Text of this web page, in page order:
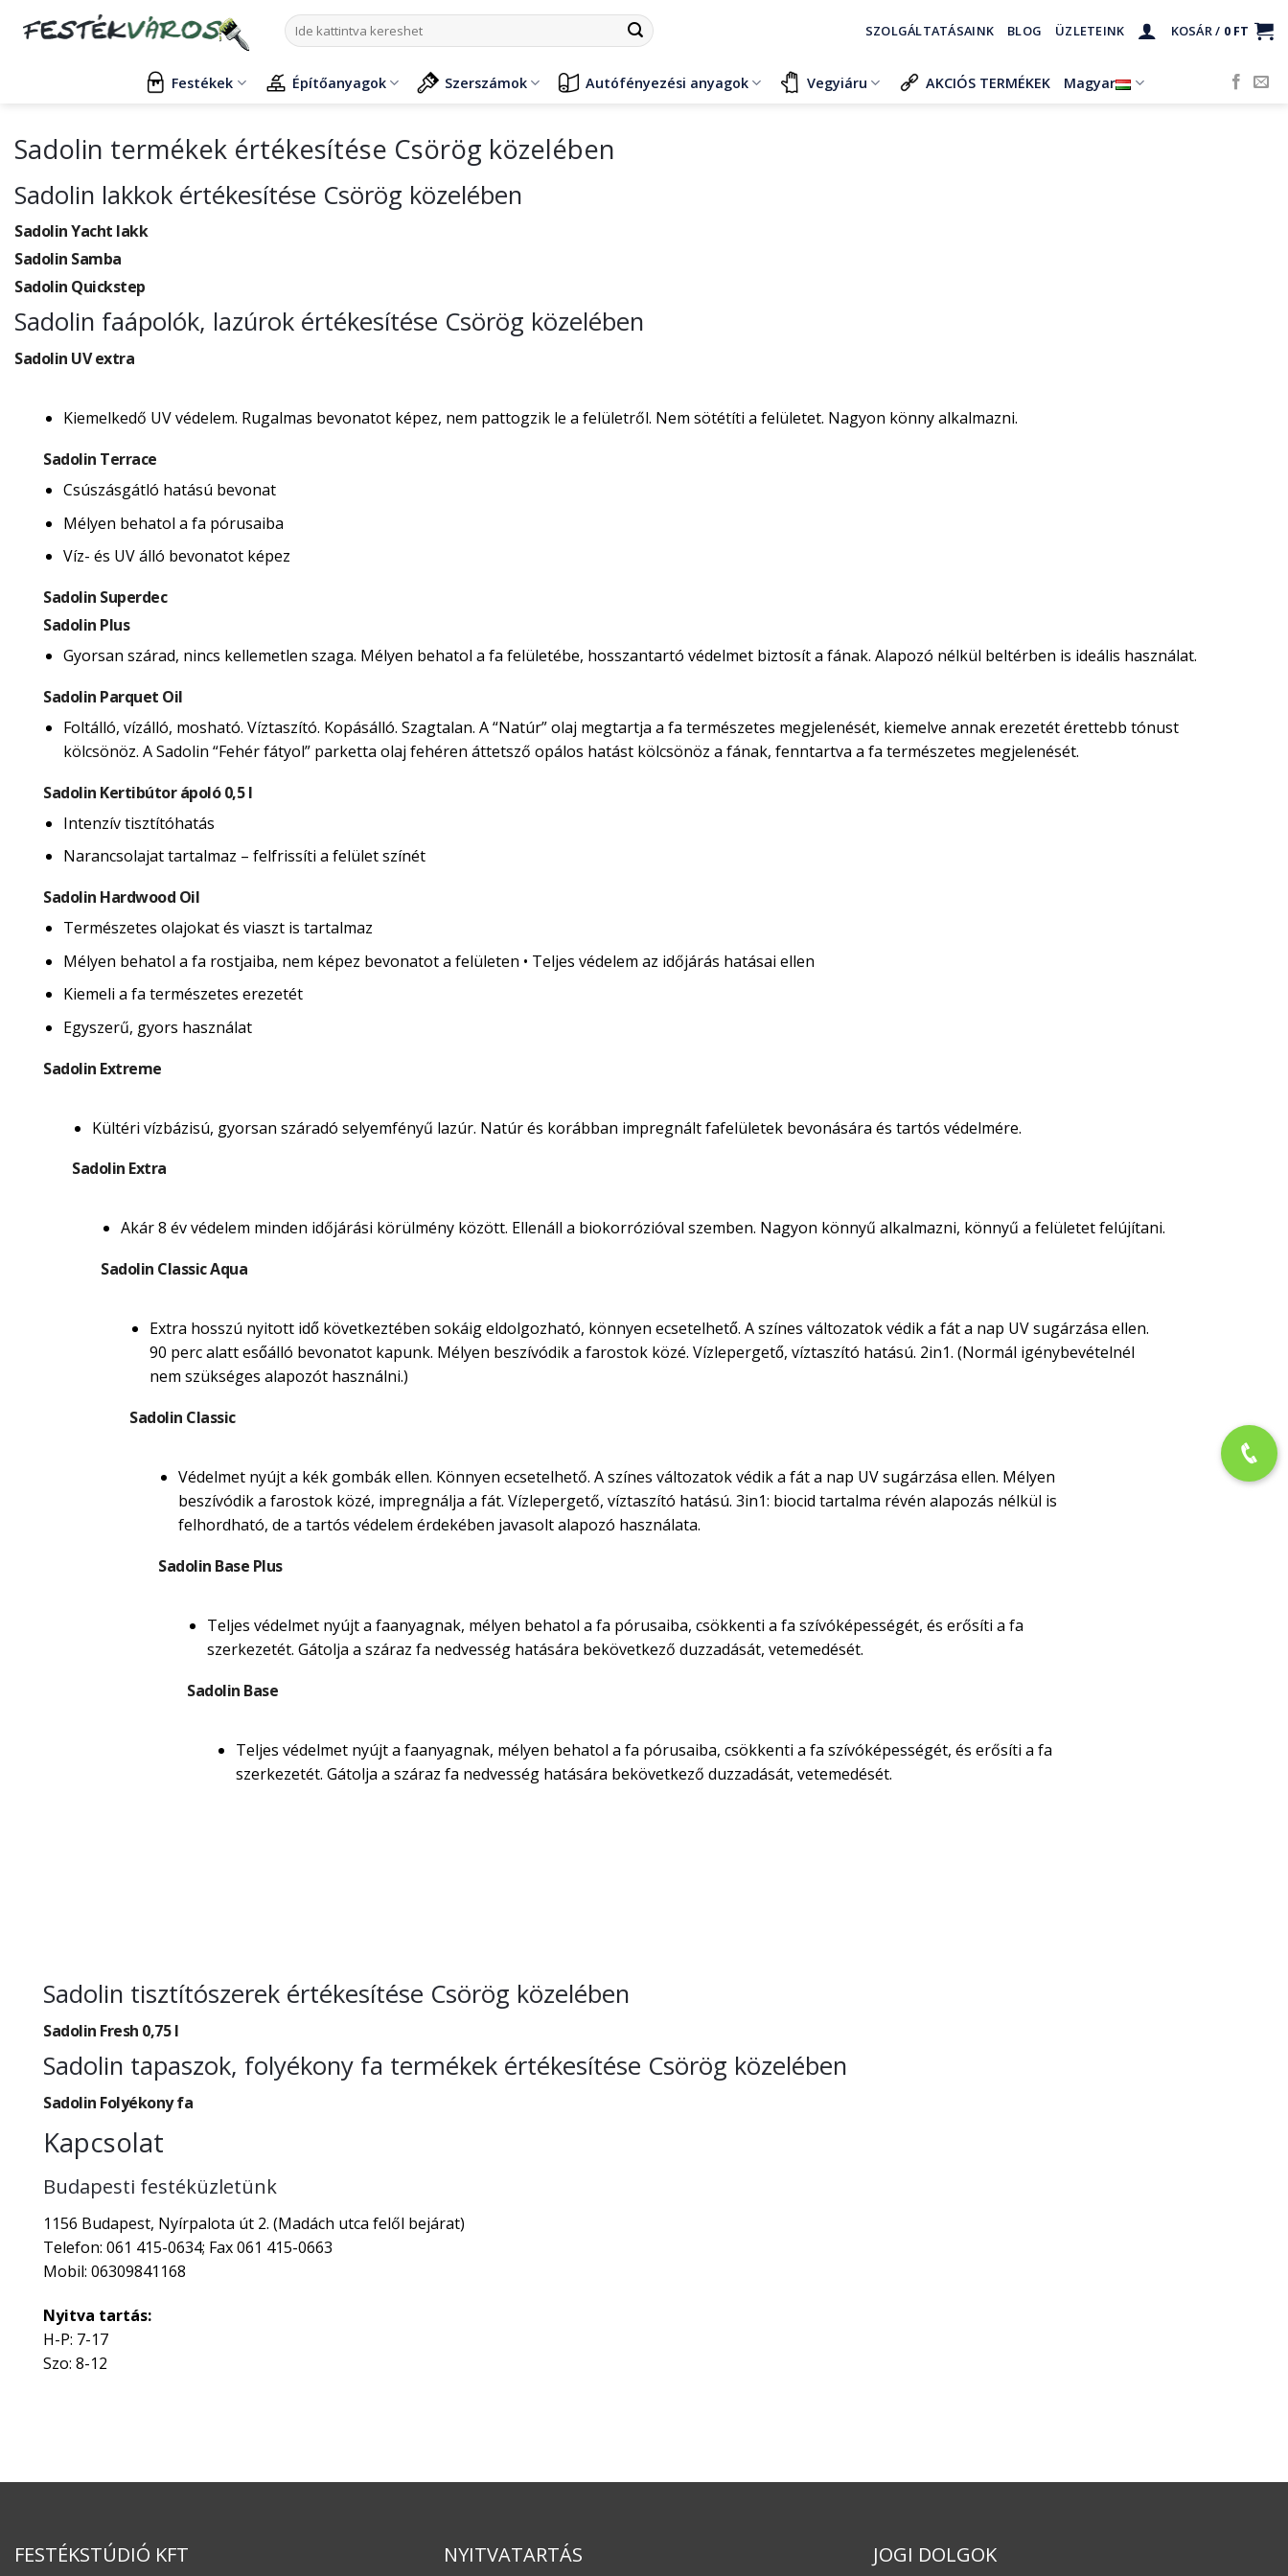
Keresés
a
SZOLGÁLTATÁSAINK BLOG ÜZLETEINK KOSÁR / 0 FT
Festékek Építőanyagok Szerszámok Autófényezési anyagok Vegyiáru AKCIÓS TERMÉKEK Magyar
Sadolin termékek értékesítése Csörög közelében
Sadolin lakkok értékesítése Csörög közelében
Sadolin Yacht lakk
Sadolin Samba
Sadolin Quickstep
Sadolin faápolók, lazúrok értékesítése Csörög közelében
Sadolin UV extra
Kiemelkedő UV védelem. Rugalmas bevonatot képez, nem pattogzik le a felületről. Nem sötétíti a felületet. Nagyon könny alkalmazni.
Sadolin Terrace
Csúszásgátló hatású bevonat
Mélyen behatol a fa pórusaiba
Víz- és UV álló bevonatot képez
Sadolin Superdec
Sadolin Plus
Gyorsan szárad, nincs kellemetlen szaga. Mélyen behatol a fa felületébe, hosszantartó védelmet biztosít a fának. Alapozó nélkül beltérben is ideális használat.
Sadolin Parquet Oil
Foltálló, vízálló, mosható. Víztaszító. Kopásálló. Szagtalan. A “Natúr” olaj megtartja a fa természetes megjelenését, kiemelve annak erezetét érettebb tónust
kölcsönöz. A Sadolin “Fehér fátyol” parketta olaj fehéren áttetsző opálos hatást kölcsönöz a fának, fenntartva a fa természetes megjelenését.
Sadolin Kertibútor ápoló 0,5 l
Intenzív tisztítóhatás
Narancsolajat tartalmaz – felfrissíti a felület színét
Sadolin Hardwood Oil
Természetes olajokat és viaszt is tartalmaz
Mélyen behatol a fa rostjaiba, nem képez bevonatot a felületen • Teljes védelem az időjárás hatásai ellen
Kiemeli a fa természetes erezetét
Egyszerű, gyors használat
Sadolin Extreme
Kültéri vízbázisú, gyorsan száradó selyemfényű lazúr. Natúr és korábban impregnált fafelületek bevonására és tartós védelmére.
Sadolin Extra
Akár 8 év védelem minden időjárási körülmény között. Ellenáll a biokorrózióval szemben. Nagyon könnyű alkalmazni, könnyű a felületet felújítani.
Sadolin Classic Aqua
Extra hosszú nyitott idő következtében sokáig eldolgozható, könnyen ecsetelhető. A színes változatok védik a fát a nap UV sugárzása ellen.
90 perc alatt esőálló bevonatot kapunk. Mélyen beszívódik a farostok közé. Vízlepergető, víztaszító hatású. 2in1. (Normál igénybevételnél
nem szükséges alapozót használni.)
Sadolin Classic
Védelmet nyújt a kék gombák ellen. Könnyen ecsetelhető. A színes változatok védik a fát a nap UV sugárzása ellen. Mélyen
beszívódik a farostok közé, impregnálja a fát. Vízlepergető, víztaszító hatású. 3in1: biocid tartalma révén alapozás nélkül is
felhordható, de a tartós védelem érdekében javasolt alapozó használata.
Sadolin Base Plus
Teljes védelmet nyújt a faanyagnak, mélyen behatol a fa pórusaiba, csökkenti a fa szívóképességét, és erősíti a fa
szerkezetét. Gátolja a száraz fa nedvesség hatására bekövetkező duzzadását, vetemedését.
Sadolin Base
Teljes védelmet nyújt a faanyagnak, mélyen behatol a fa pórusaiba, csökkenti a fa szívóképességét, és erősíti a fa
szerkezetét. Gátolja a száraz fa nedvesség hatására bekövetkező duzzadását, vetemedését.
Sadolin tisztítószerek értékesítése Csörög közelében
Sadolin Fresh 0,75 l
Sadolin tapaszok, folyékony fa termékek értékesítése Csörög közelében
Sadolin Folyékony fa
Kapcsolat
Budapesti festéküzletünk
1156 Budapest, Nyírpalota út 2. (Madách utca felől bejárat)
Telefon: 061 415-0634; Fax 061 415-0663
Mobil: 06309841168
Nyitva tartás:
H-P: 7-17
Szo: 8-12
FESTÉKSTÚDIÓ KFT NYITVATARTÁS JOGI DOLGOK